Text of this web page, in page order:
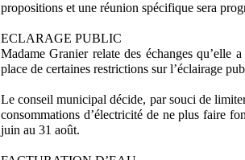
propositions et une réunion spécifique sera
ECLARAGE PUBLIC
Madame Granier relate des échanges qu’elle
place de certaines restrictions sur l’éclairage
Le conseil municipal décide, par souci de
consommations d’électricité de ne plus faire
juin au 31 août.